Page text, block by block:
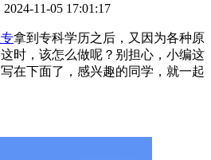
11-05 17:01:17
拿到专科学历之后，又因为各种原
时，该怎么做呢？别担心，小编这
在下面了，感兴趣的同学，就一起